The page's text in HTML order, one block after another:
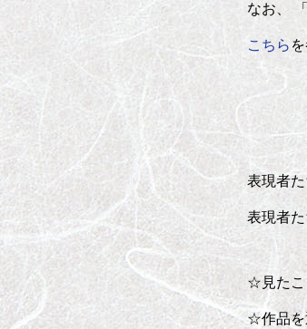
なお、
こちら
表現者
表現者
☆見たこ
☆作品を